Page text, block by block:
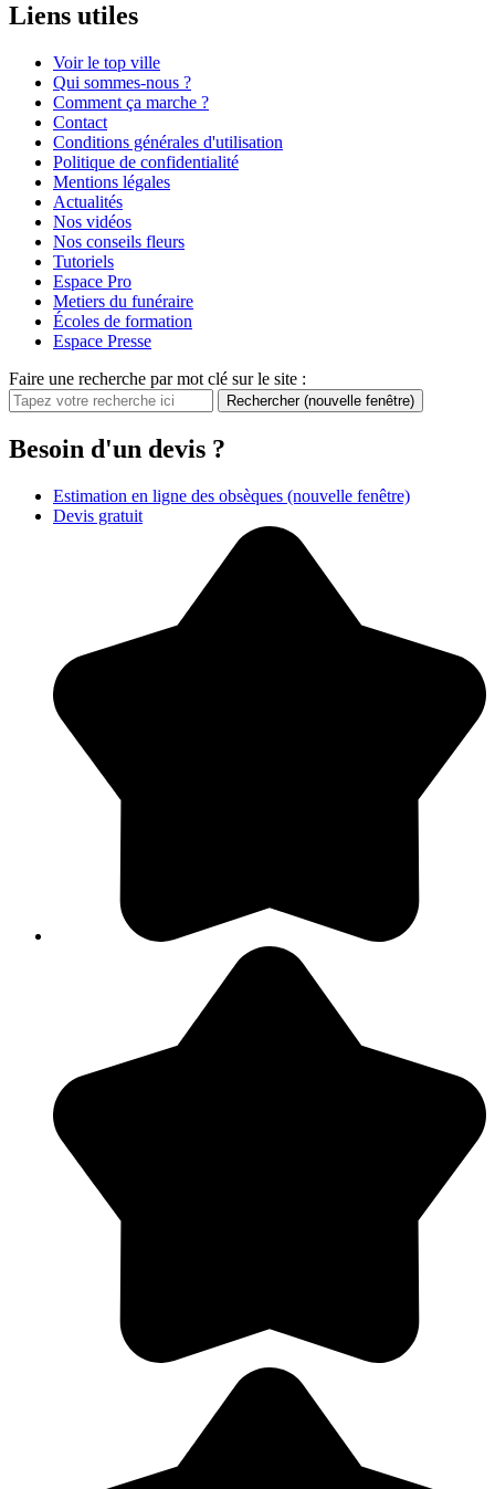
Liens utiles
Voir le top ville
Qui sommes-nous ?
Comment ça marche ?
Contact
Conditions générales d'utilisation
Politique de confidentialité
Mentions légales
Actualités
Nos vidéos
Nos conseils fleurs
Tutoriels
Espace Pro
Metiers du funéraire
Écoles de formation
Espace Presse
Faire une recherche par mot clé sur le site :
Rechercher (nouvelle fenêtre)
Besoin d'un devis ?
Estimation en ligne des obsèques (nouvelle fenêtre)
Devis gratuit